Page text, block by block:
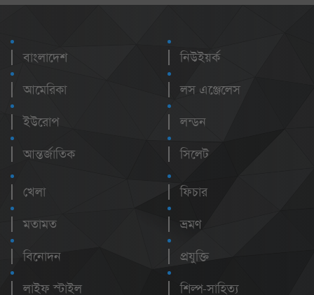
বাংলাদেশ
আমেরিকা
ইউরোপ
আন্তর্জাতিক
নিউইয়র্ক
লস এঞ্জেলেস
লন্ডন
সিলেট
খেলা
মতামত
বিনোদন
লাইফ স্টাইল
ফিচার
ভ্রমণ
প্রযুক্তি
শিল্প-সাহিত্য